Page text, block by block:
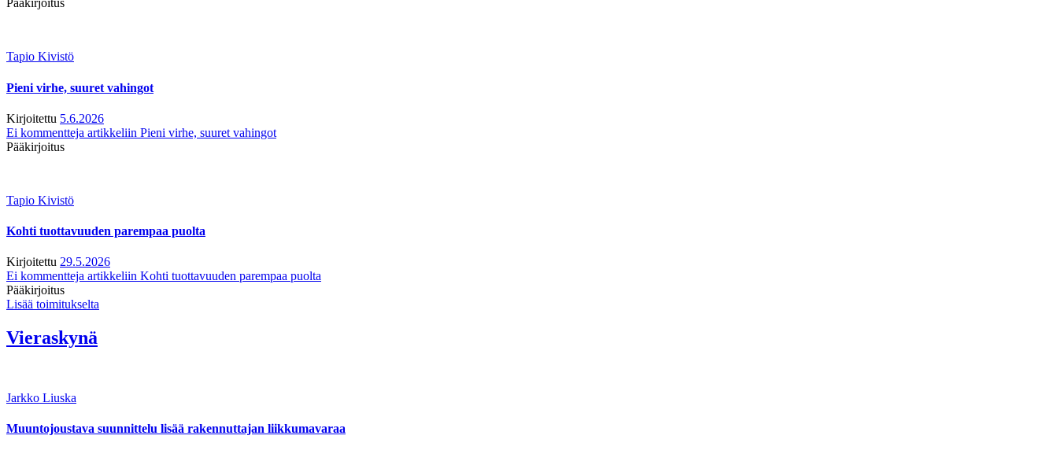
Pääkirjoitus
Tapio Kivistö
Pieni virhe, suuret vahingot
Kirjoitettu 5.6.2026
Ei kommentteja artikkeliin Pieni virhe, suuret vahingot
Pääkirjoitus
Tapio Kivistö
Kohti tuottavuuden parempaa puolta
Kirjoitettu 29.5.2026
Ei kommentteja artikkeliin Kohti tuottavuuden parempaa puolta
Pääkirjoitus
Lisää toimitukselta
Vieraskynä
Jarkko Liuska
Muuntojoustava suunnittelu lisää rakennuttajan liikkumavaraa